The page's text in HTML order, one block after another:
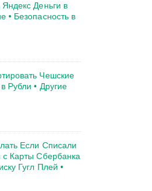
Яндекс Деньги в
• Безопасность в
Чешские
Рубли • Другие
Если Списали
с Карты Сбербанка
Гугл Плей •